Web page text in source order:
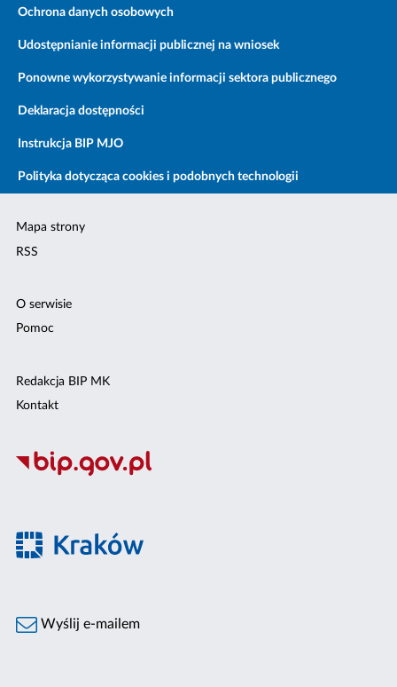
Ochrona danych osobowych
Udostępnianie informacji publicznej na wniosek
Ponowne wykorzystywanie informacji sektora publicznego
Deklaracja dostępności
Instrukcja BIP MJO
Polityka dotycząca cookies i podobnych technologii
Mapa strony
RSS
O serwisie
Pomoc
Redakcja BIP MK
Kontakt
Wyślij e-mailem